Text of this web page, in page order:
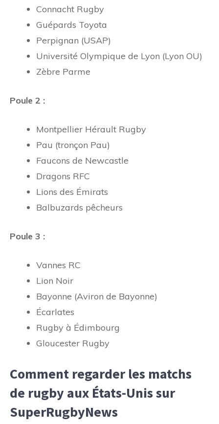
Connacht Rugby
Guépards Toyota
Perpignan (USAP)
Université Olympique de Lyon (Lyon OU)
Zèbre Parme
Poule 2 :
Montpellier Hérault Rugby
Pau (tronçon Pau)
Faucons de Newcastle
Dragons RFC
Lions des Émirats
Balbuzards pêcheurs
Poule 3 :
Vannes RC
Lion Noir
Bayonne (Aviron de Bayonne)
Écarlates
Rugby à Édimbourg
Gloucester Rugby
Comment regarder les matchs
de rugby aux États-Unis sur
SuperRugbyNews